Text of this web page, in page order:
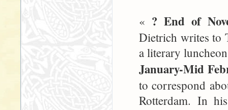
« ? End of
Dietrich writes to
a literary
January-Mid
to correspond
Rotterdam. In